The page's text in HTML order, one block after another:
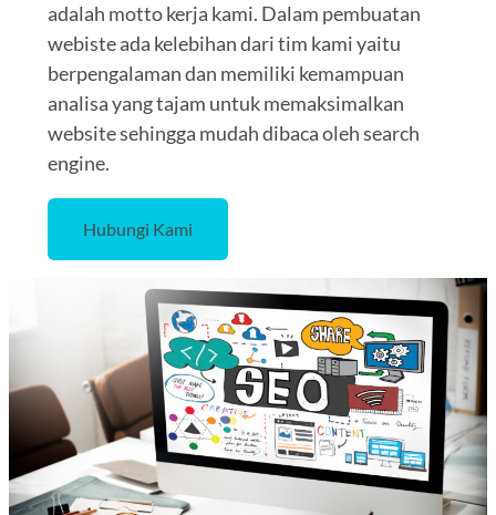
adalah motto kerja kami. Dalam pembuatan
webiste ada kelebihan dari tim kami yaitu
berpengalaman dan memiliki kemampuan
analisa yang tajam untuk memaksimalkan
website sehingga mudah dibaca oleh search
engine.
Hubungi Kami